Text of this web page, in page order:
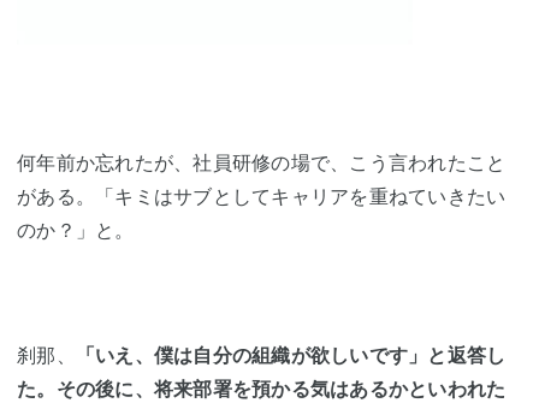
何年前か忘れたが、社員研修の場で、こう言われたこと
がある。「キミはサブとしてキャリアを重ねていきたい
のか？」と。
刹那、
「いえ、僕は自分の組織が欲しいです」と返答し
た。その後に、将来部署を預かる気はあるかといわれた